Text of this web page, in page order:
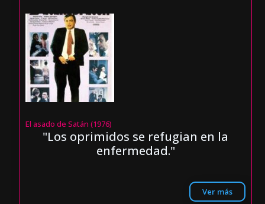
El asado de Satán (1976)
"Los oprimidos se refugian en la
enfermedad."
Ver más